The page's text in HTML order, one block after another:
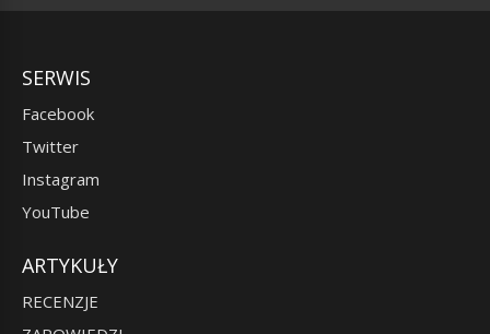
SERWIS
Facebook
Twitter
Instagram
YouTube
ARTYKUŁY
RECENZJE